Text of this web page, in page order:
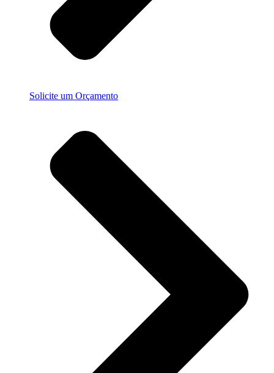
Solicite um Orçamento